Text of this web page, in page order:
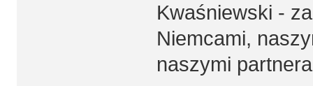
Kwaśniewski -
Niemcami,
naszymi